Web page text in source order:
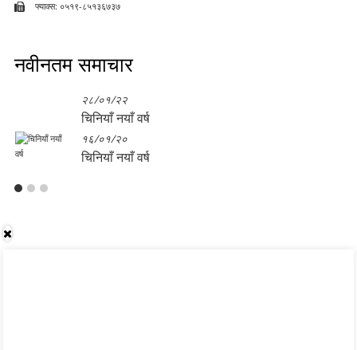
फ्याक्स: ०५१९-८५१३६७३७
नवीनतम समाचार
२८/०१/२२
चिनियाँ नयाँ वर्ष
१६/०१/२०
चिनियाँ नयाँ वर्ष